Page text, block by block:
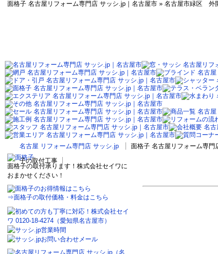
面格子 名古屋リフォーム専門店 サッシ.jp｜名古屋市 » 名古屋市緑区
名古屋 リフォーム専門店 サッシ.jp
面格子 名古屋リフォーム専
子の取付工事
面格子の取付承ります！株式会社セイワに
おまかせください！
⇒面格子の取付価格・料金はこちら